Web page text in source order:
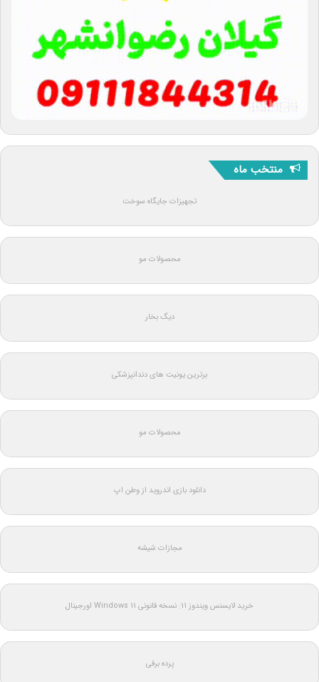
منتخب ماه
تجهیزات جایگاه سوخت
محصولات مو
دیگ بخار
برترین یونیت های دندانپزشکی
محصولات مو
دانلود بازی اندروید از وطن اپ
مجازات شیشه
خرید لایسنس ویندوز 11: نسخه قانونی Windows 11 اورجینال
پرده برقی